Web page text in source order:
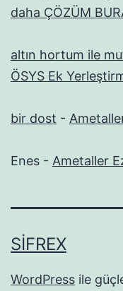
daha ÇÖZÜM
altın hortum ile
ÖSYS Ek
bir dost -
Enes - Ametaller
SIFREX
WordPress ile